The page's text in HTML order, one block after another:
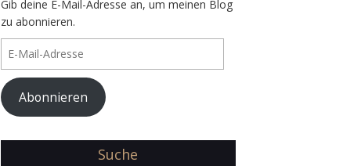
Gib deine E-Mail-Adresse an, um meinen Blog
zu abonnieren.
Mail-
Adresse
Abonnieren
Suche